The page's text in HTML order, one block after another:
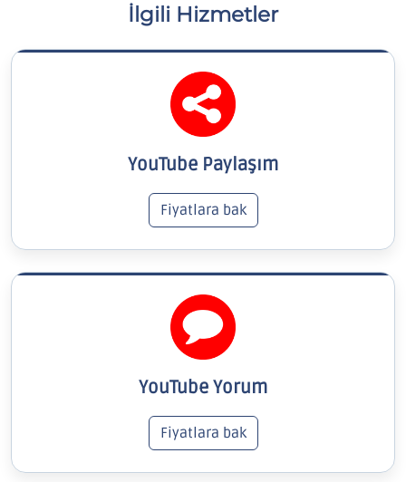
İlgili Hizmetler
YouTube Paylaşım
Fiyatlara bak
YouTube Yorum
Fiyatlara bak